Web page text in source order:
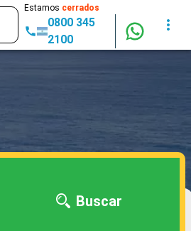
Estamos cerrados
0800 345
2100
Buscar